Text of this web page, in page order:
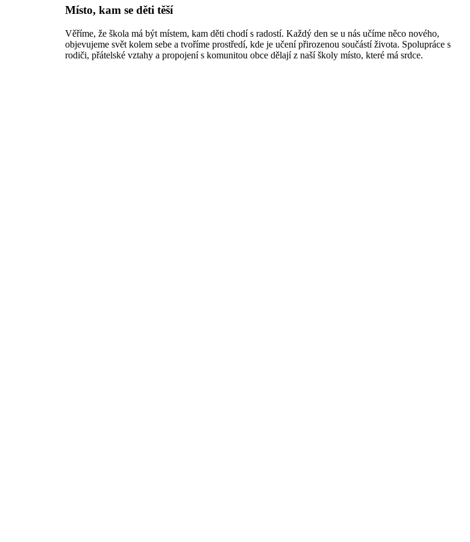
Místo, kam se děti těší
Věříme, že škola má být místem, kam děti chodí s radostí. Každý den se u nás učíme něco nového,
objevujeme svět kolem sebe a tvoříme prostředí, kde je učení přirozenou součástí života. Spolupráce s
rodiči, přátelské vztahy a propojení s komunitou obce dělají z naší školy místo, které má srdce.